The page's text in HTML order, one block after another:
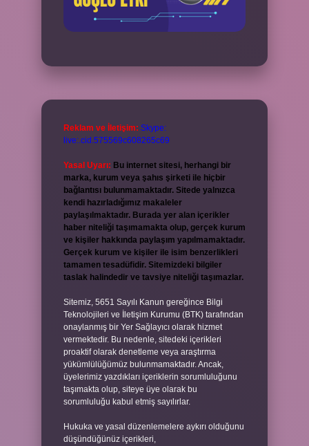
Reklam ve İletişim: Skype:
live:.cid.575569c608265c69
Yasal Uyarı: Bu internet sitesi, herhangi bir
marka, kurum veya şahıs şirketi ile hiçbir
bağlantısı bulunmamaktadır. Sitede yalnızca
kendi hazırladığımız makaleler
paylaşılmaktadır. Burada yer alan içerikler
haber niteliği taşımamakta olup, gerçek kurum
ve kişiler hakkında paylaşım yapılmamaktadır.
Gerçek kurum ve kişiler ile isim benzerlikleri
tamamen tesadüfidir. Sitemizdeki bilgiler
taslak halindedir ve tavsiye niteliği taşımazlar.
Sitemiz, 5651 Sayılı Kanun gereğince Bilgi
Teknolojileri ve İletişim Kurumu (BTK) tarafından
onaylanmış bir Yer Sağlayıcı olarak hizmet
vermektedir. Bu nedenle, sitedeki içerikleri
proaktif olarak denetleme veya araştırma
yükümlülüğümüz bulunmamaktadır. Ancak,
üyelerimiz yazdıkları içeriklerin sorumluluğunu
taşımakta olup, siteye üye olarak bu
sorumluluğu kabul etmiş sayılırlar.
Hukuka ve yasal düzenlemelere aykırı olduğunu
düşündüğünüz içerikleri,